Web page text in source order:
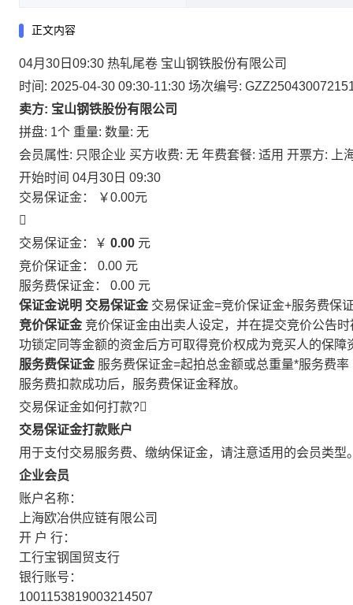
正文内容
04月30日09:30 热轧尾卷 宝山钢铁股份有限公司
时间: 2025-04-30 09:30-11:30 场次编号:
卖方: 宝山钢铁股份有限公司
拼盘: 1个 重量: 数量: 无
会员属性: 只限企业 买方收费: 无 年费套餐: 适用 开票方: 上
开始时间 04月30日 09:30
交易保证金：
￥0.00元

交易保证金：￥ 0.00 元
竞价保证金： 0.00 元
服务费保证金： 0.00 元
保证金说明 交易保证金 交易保证金=竞价保证金+服务费保
竞价保证金 竞价保证金由出卖人设定，并在提交竞价公告
功锁定同等金额的资金后方可取得竞价权成为竞买人的保障
服务费保证金 服务费保证金=起拍总金额或总重量*服务费率
服务费扣款成功后，服务费保证金释放。
交易保证金如何打款?
交易保证金打款账户
用于支付交易服务费、缴纳保证金，请注意适用的会员类型
企业会员
账户名称：
上海欧冶供应链有限公司
开 户 行：
工行宝钢国贸支行
银行账号：
1001153819003214507